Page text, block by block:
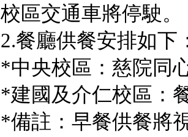
校區交通車將停駛。
2.餐廳供餐安排如下
*中央校區：慈院同
*建國及介仁校區：
*備註：早餐供餐將